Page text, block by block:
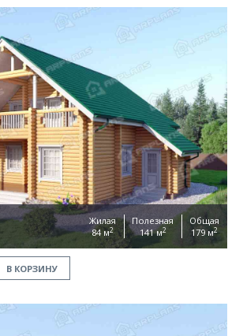
Жилая
84 м2
Полезная
141 м2
Общая
179 м2
В КОРЗИНУ